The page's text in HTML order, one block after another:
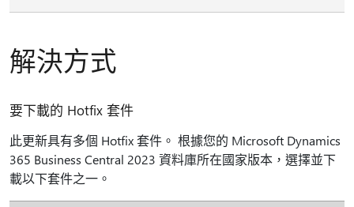
解決方式
要下載的 Hotfix 套件
此更新具有多個 Hotfix 套件。 根據您的 Microsoft Dynamics
365 Business Central 2023 資料庫所在國家版本，選擇並下
載以下套件之一。